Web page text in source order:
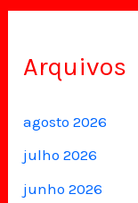
Arquivos
agosto 2026
julho 2026
junho 2026